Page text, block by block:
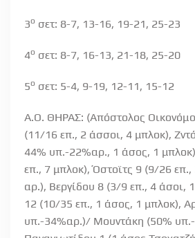
3ο σετ: 8-7, 13-16, 19-21, 25-23
4ο σετ: 8-7, 16-13, 21-18, 25-20
5ο σετ: 5-4, 9-19, 12-11, 15-12
Α.Ο. ΘΗΡΑΣ: (Απόστολος
(11/16 επ., 2 άσσοι, 4 μπλοκ),
44% υπ.-22%αρ., 1 άσος, 1
επ., 7 μπλοκ), Όστοϊτς 9 (9/26
αρ.), Βεργίδου 8 (3/9 επ., 4 άσοι, 1
12 (10/35 επ., 1 άσος, 1 μπλοκ),
υπ.-34%αρ.)/ Μουντάκη (50%